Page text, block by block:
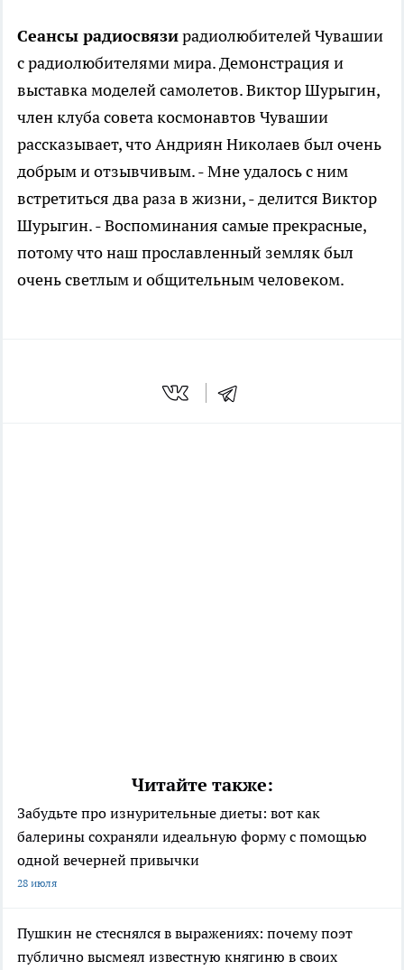
Сеансы радиосвязирадиолюбителей Чувашии
с радиолюбителями мира. Демонстрация и
выставка моделей самолетов. Виктор Шурыгин,
член клуба совета космонавтов Чувашии
рассказывает, что Андриян Николаев был очень
добрым и отзывчивым. - Мне удалось с ним
встретиться два раза в жизни, - делится Виктор
Шурыгин. - Воспоминания самые прекрасные,
потому что наш прославленный земляк был
очень светлым и общительным человеком.
Читайте также:
Забудьте про изнурительные диеты: вот как
балерины сохраняли идеальную форму с помощью
одной вечерней привычки
28 июля
Пушкин не стеснялся в выражениях: почему поэт
публично высмеял известную княгиню в своих